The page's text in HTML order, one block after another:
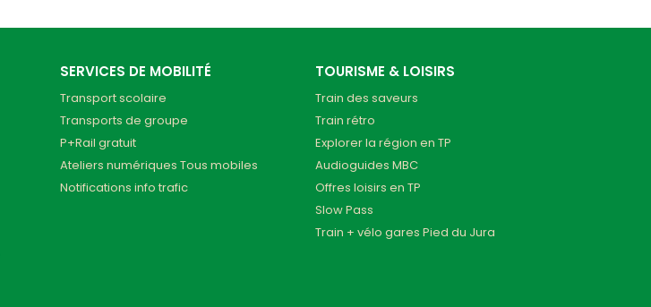
SERVICES DE MOBILITÉ
Transport scolaire
Transports de groupe
P+Rail gratuit
Ateliers numériques Tous mobiles
Notifications info trafic
TOURISME & LOISIRS
Train des saveurs
Train rétro
Explorer la région en TP
Audioguides MBC
Offres loisirs en TP
Slow Pass
Train + vélo gares Pied du Jura